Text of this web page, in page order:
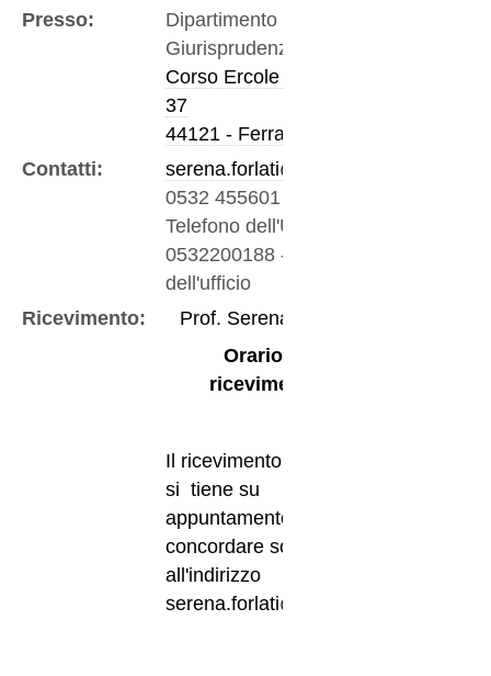
Presso:
Dipartimento di
Giurisprudenza
Corso Ercole I D'Este
37
44121 - Ferrara
Contatti:
serena.forlati@unife.it
0532 455601
Telefono dell'Ufficio
0532200188 -
dell'ufficio
Ricevimento:
Prof. Serena Forlati
Orario di
ricevimento
Il ricevimento studenti
si tiene su
appuntamento, da
concordare scrivendo
all'indirizzo
serena.forlati@unife.it.